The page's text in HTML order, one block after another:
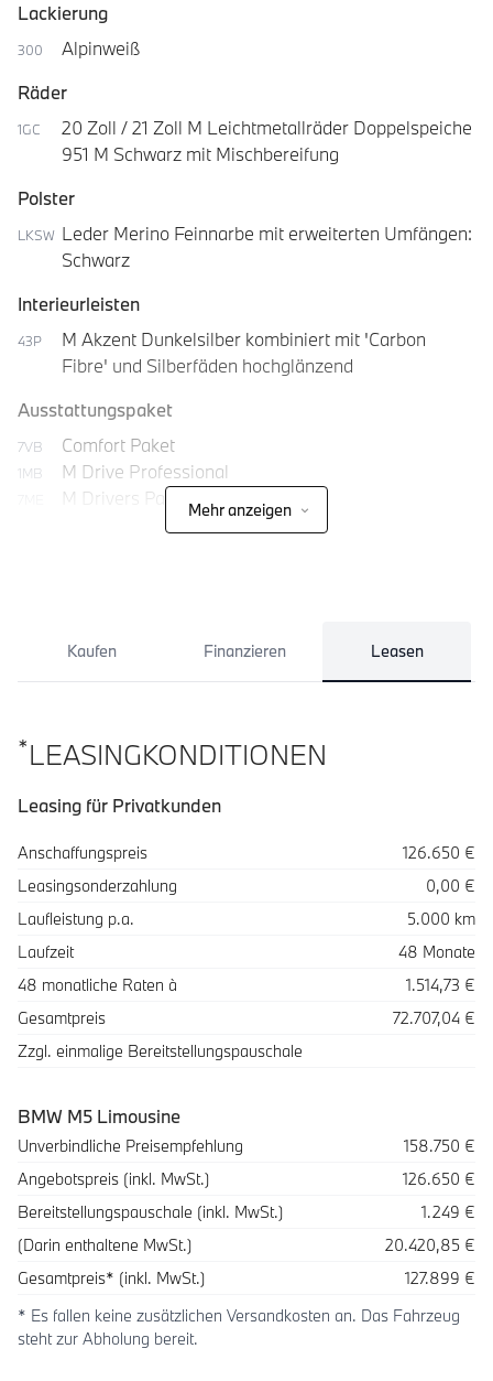
Lackierung
300
Alpinweiß
Räder
1GC
20 Zoll / 21 Zoll M Leichtmetallräder Doppelspeiche
951 M Schwarz mit Mischbereifung
Polster
LKSW Leder Merino Feinnarbe mit erweiterten Umfängen:
Schwarz
Interieurleisten
43P
M Akzent Dunkelsilber kombiniert mit 'Carbon
Fibre' und Silberfäden hochglänzend
Ausstattungspaket
7VB Comfort Paket
1MB M Drive Professional
M Drivers Package
Mehr anzeigen
Kaufen Finanzieren Leasen
*LEASINGKONDITIONEN
Leasing für Privatkunden
SpezifikationWert
Anschaffungspreis
126.650 €
Leasingsonderzahlung
0,00 €
Laufleistung p.a.
5.000 km
Laufzeit
48 Monate
48 monatliche Raten à
1.514,73 €
Gesamtpreis
72.707,04 €
Zzgl. einmalige Bereitstellungspauschale
BMW M5 Limousine
Beschreibung Betrag
Unverbindliche Preisempfehlung
158.750 €
Angebotspreis (inkl. MwSt.)
126.650 €
Bereitstellungspauschale (inkl. MwSt.)
1.249 €
(Darin enthaltene MwSt.)
20.420,85 €
Gesamtpreis* (inkl. MwSt.)
127.899 €
* Es fallen keine zusätzlichen Versandkosten an. Das Fahrzeug
steht zur Abholung bereit.